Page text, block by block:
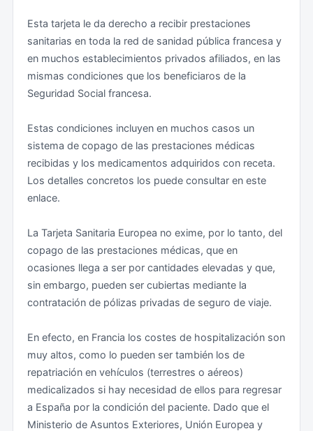
pasaporte, así como aportar el original de la denuncia
interpuesta ante una Comisaría de Policía francesa.
Medidas de prevención de atentados terroristas: la
nueva Ley Antiterrorista permite a los Prefectos
medidas sin necesidad de declaración de estado de
emergencia por el Parlamento. Por ello, pueden
ponerse en marcha en determinados momentos
algunas medidas de seguridad pública reforzada y
mayores controles de las fronteras. Esto no afecta a
circulación por el mismo, y la documentación
necesaria para entrar en territorio francés desde
España: las autoridades podrán exigir la presentación
de un documento de identidad o título de viaje, que
puede ser el DNI o el pasaporte.
Siguen en vigor los dispositivos antiterroristas
"VIGIPIRATE" y “SENTINELLE" lo que implica medidas
excepcionales de seguridad en lugares públicos
concurridos (museos, teatros, salas de conciertos,
atracciones turísticas, grandes almacenes, lugares de
Esta tarjeta le da derecho a recibir prestaciones
sanitarias en toda la red de sanidad pública francesa y
en muchos establecimientos privados afiliados, en las
mismas condiciones que los beneficiaros de la
Seguridad Social francesa.
Estas condiciones incluyen en muchos casos un
sistema de copago de las prestaciones médicas
recibidas y los medicamentos adquiridos con receta.
Los detalles concretos los puede consultar en este
enlace.
La Tarjeta Sanitaria Europea no exime, por lo tanto, del
copago de las prestaciones médicas, que en
ocasiones llega a ser por cantidades elevadas y que,
sin embargo, pueden ser cubiertas mediante la
contratación de pólizas privadas de seguro de viaje.
En efecto, en Francia los costes de hospitalización son
muy altos, como lo pueden ser también los de
repatriación en vehículos (terrestres o aéreos)
medicalizados si hay necesidad de ellos para regresar
a España por la condición del paciente. Dado que el
Ministerio de Asuntos Exteriores, Unión Europea y